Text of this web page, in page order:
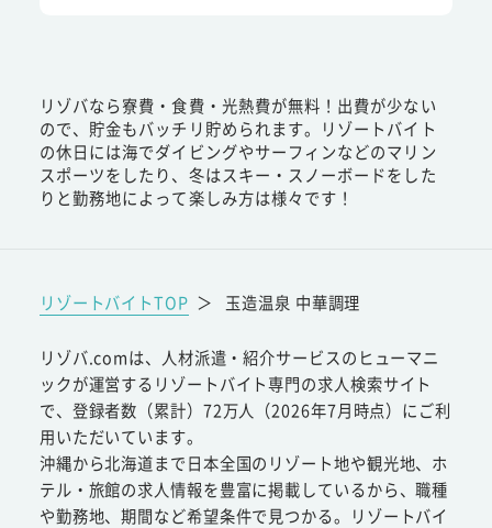
リゾバなら寮費・食費・光熱費が無料！出費が少ない
ので、貯金もバッチリ貯められます。リゾートバイト
の休日には海でダイビングやサーフィンなどのマリン
スポーツをしたり、冬はスキー・スノーボードをした
りと勤務地によって楽しみ方は様々です！
リゾートバイトTOP ＞ 玉造温泉 中華調理
リゾバ.comは、人材派遣・紹介サービスのヒューマニ
ックが運営するリゾートバイト専門の求人検索サイト
で、登録者数（累計）72万人（2026年7月時点）にご利
用いただいています。
沖縄から北海道まで日本全国のリゾート地や観光地、ホ
テル・旅館の求人情報を豊富に掲載しているから、職種
や勤務地、期間など希望条件で見つかる。リゾートバイ